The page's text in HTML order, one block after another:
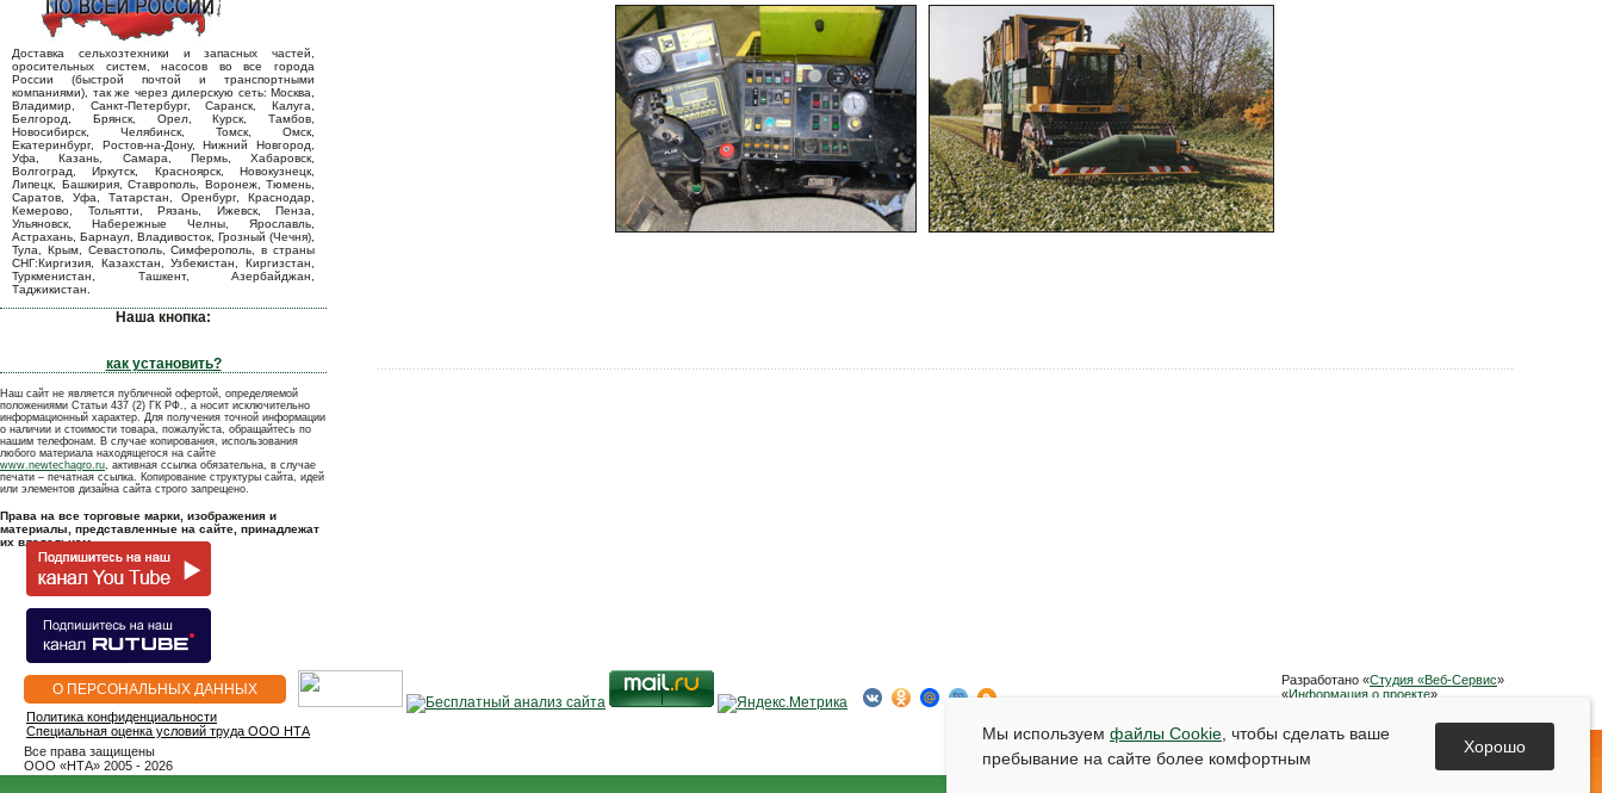
Доставка сельхозтехники и запасных частей,
оросительных систем, насосов во все города
России (быстрой почтой и транспортными
компаниями), так же через дилерскую сеть: Москва,
Владимир, Санкт-Петербург, Саранск, Калуга,
Белгород, Брянск, Орел, Курск, Тамбов,
Новосибирск, Челябинск, Томск, Омск,
Екатеринбург, Ростов-на-Дону, Нижний Новгород,
Уфа, Казань, Самара, Пермь, Хабаровск,
Волгоград, Иркутск, Красноярск, Новокузнецк,
Липецк, Башкирия, Ставрополь, Воронеж, Тюмень,
Саратов, Уфа, Татарстан, Оренбург, Краснодар,
Кемерово, Тольятти, Рязань, Ижевск, Пенза,
Ульяновск, Набережные Челны, Ярославль,
Астрахань, Барнаул, Владивосток, Грозный (Чечня),
Тула, Крым, Севастополь, Симферополь, в страны
СНГ:Киргизия, Казахстан, Узбекистан, Киргизстан,
Туркменистан, Ташкент, Азербайджан,
Таджикистан.
Наша кнопка:
как установить?
Наш сайт не является публичной офертой, определяемой
положениями Статьи 437 (2) ГК РФ., а носит исключительно
информационный характер. Для получения точной информации
о наличии и стоимости товара, пожалуйста, обращайтесь по
нашим телефонам. В случае копирования, использования
любого материала находящегося на сайте
www.newtechagro.ru, активная ссылка обязательна, в случае
печати – печатная ссылка. Копирование структуры сайта, идей
или элементов дизайна сайта строго запрещено.
Права на все торговые марки, изображения и
материалы, представленные на сайте, принадлежат
их владельцам.
О ПЕРСОНАЛЬНЫХ ДАННЫХ
Все права защищены
OOO «НТА» 2005 - 2026
Политика конфиденциальности
Специальная оценка условий труда ООО НТА
Разработано «Студия «Веб-Сервис»
«Информация о проекте»
Мы используем файлы Cookie , чтобы сделать ваше
пребывание на сайте более комфортным
Хорошо